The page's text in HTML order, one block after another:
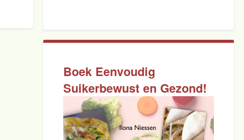
Boek Eenvoudig
Suikerbewust en Gezond!